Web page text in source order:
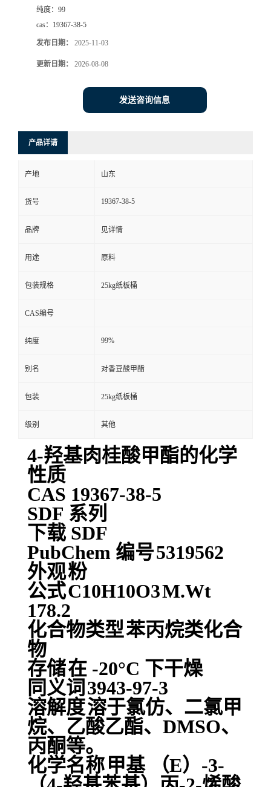
纯度： 99
cas： 19367-38-5
发布日期： 2025-11-03
更新日期： 2026-08-08
发送咨询信息
产品详请
产地 山东
货号 19367-38-5
品牌 见详情
用途 原料
包装规格 25kg纸板桶
CAS编号
纯度 99%
别名 对香豆酸甲酯
包装 25kg纸板桶
级别 其他
4-羟基肉桂酸甲酯的化学
性质
CAS 19367-38-5
SDF 系列
下载 SDF
PubChem 编号5319562
外观粉
公式C10H10O3M.Wt
178.2
化合物类型苯丙烷类化合
物
存储在 -20°C 下干燥
同义词 3943-97-3
溶解度溶于氯仿、二氯甲
烷、乙酸乙酯、DMSO、
丙酮等。
化学名称甲基 （E）-3-